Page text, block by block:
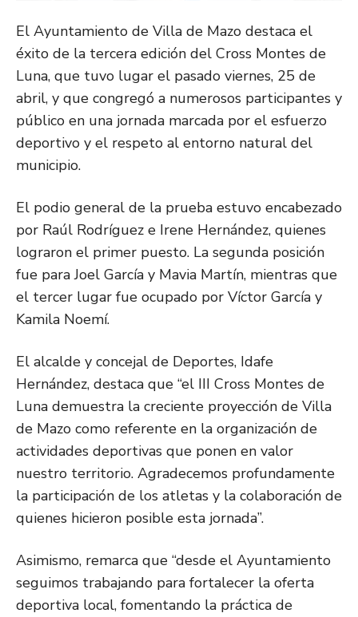
El Ayuntamiento de Villa de Mazo destaca el
éxito de la tercera edición del Cross Montes de
Luna, que tuvo lugar el pasado viernes, 25 de
abril, y que congregó a numerosos participantes y
público en una jornada marcada por el esfuerzo
deportivo y el respeto al entorno natural del
municipio.
El podio general de la prueba estuvo encabezado
por Raúl Rodríguez e Irene Hernández, quienes
lograron el primer puesto. La segunda posición
fue para Joel García y Mavia Martín, mientras que
el tercer lugar fue ocupado por Víctor García y
Kamila Noemí.
El alcalde y concejal de Deportes, Idafe
Hernández, destaca que “el III Cross Montes de
Luna demuestra la creciente proyección de Villa
de Mazo como referente en la organización de
actividades deportivas que ponen en valor
nuestro territorio. Agradecemos profundamente
la participación de los atletas y la colaboración de
quienes hicieron posible esta jornada”.
Asimismo, remarca que “desde el Ayuntamiento
seguimos trabajando para fortalecer la oferta
deportiva local, fomentando la práctica de